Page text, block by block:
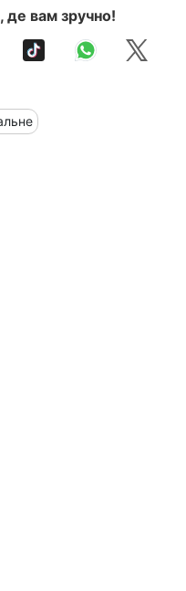
де вам зручно!